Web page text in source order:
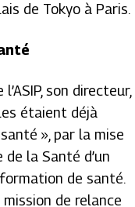
de Tokyo à Paris.
son directeur,
étaient déjà
», par la mise
la Santé d’un
de santé.
de relance